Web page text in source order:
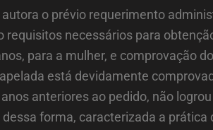
o prévio requerimento
necessários para
para a mulher, e comprovação
está devidamente
anteriores ao pedido, não
forma, caracterizada a